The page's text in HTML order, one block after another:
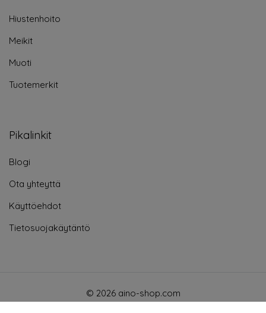
Hiustenhoito
Meikit
Muoti
Tuotemerkit
Pikalinkit
Blogi
Ota yhteyttä
Käyttöehdot
Tietosuojakäytäntö
© 2026 aino-shop.com